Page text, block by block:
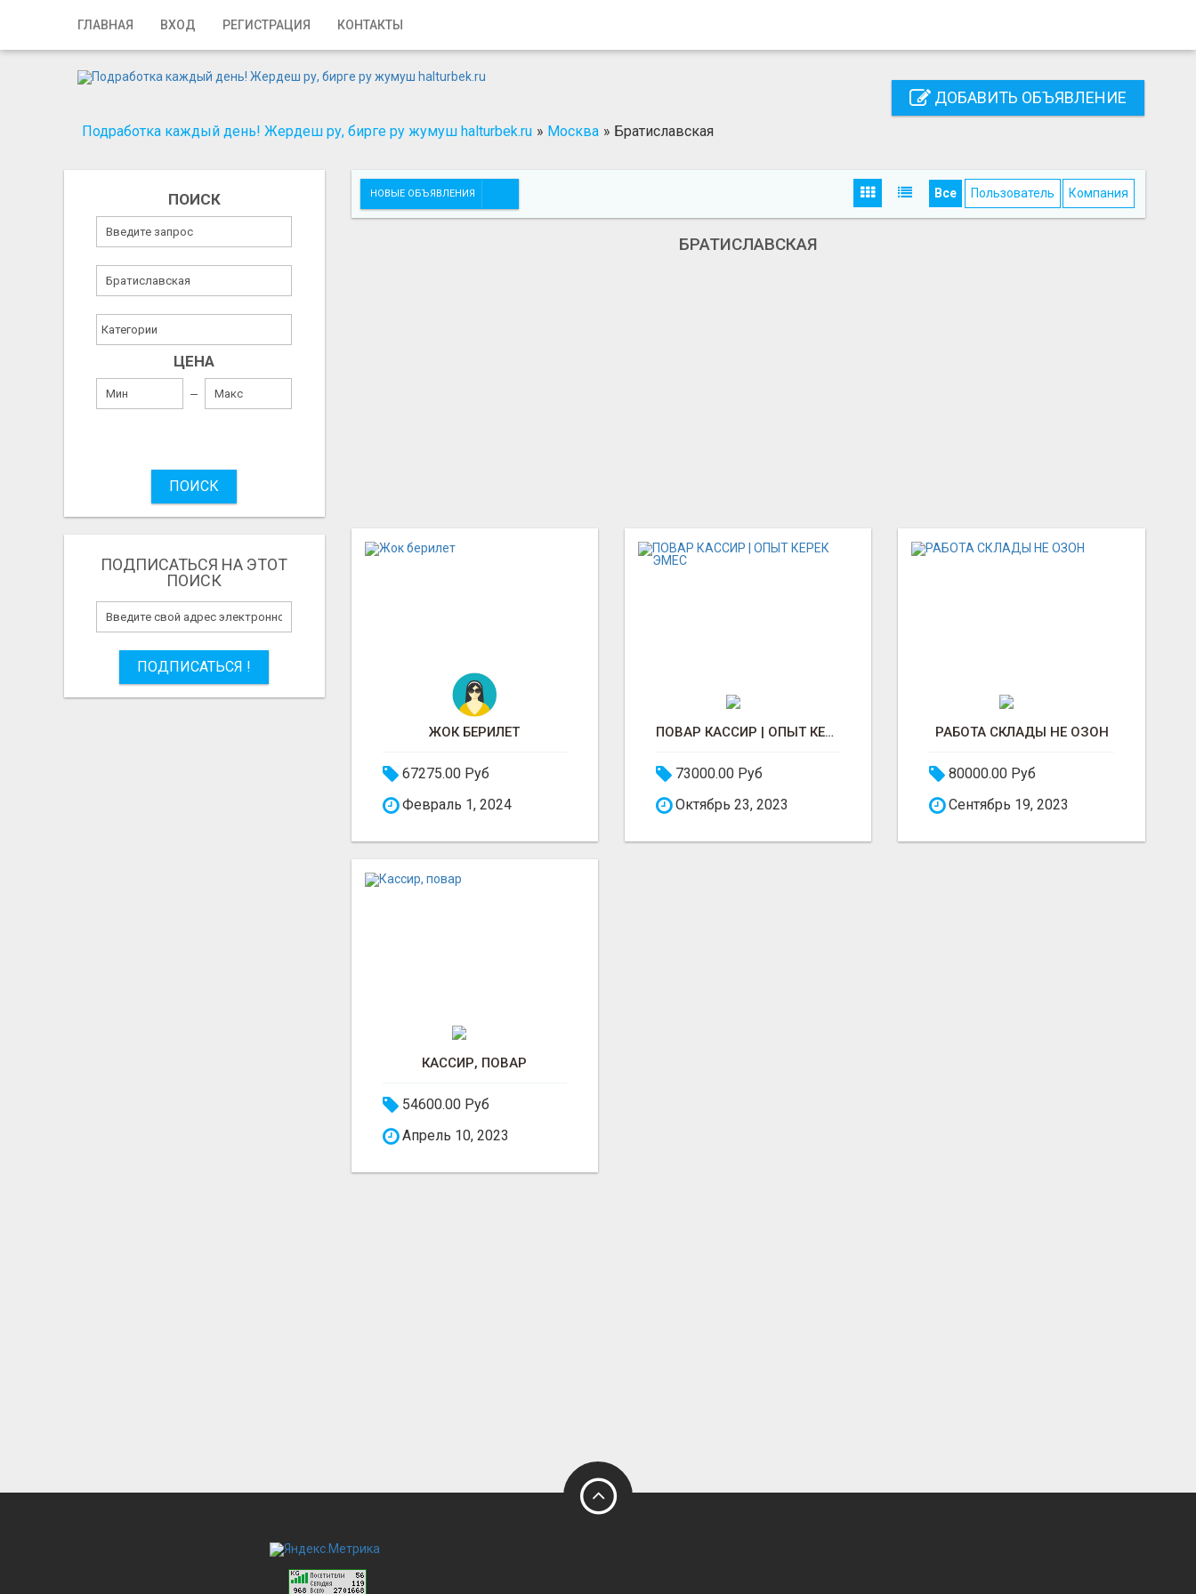
ГЛАВНАЯ ВХОД РЕГИСТРАЦИЯ КОНТАКТЫ
Главная
Контакты
ДОБАВИТЬ ОБЪЯВЛЕНИЕ
Подработка каждый день! Жердеш ру, бирге ру жумуш halturbek.ru » Москва » Братиславская
ПОИСК
ЦЕНА
ПОИСК
ПОДПИСАТЬСЯ НА ЭТОТ
ПОИСК
ПОДПИСАТЬСЯ !
НОВЫЕ ОБЪЯВЛЕНИЯ Все Пользователь Компания
БРАТИСЛАВСКАЯ
ЖОК БЕРИЛЕТ
67275.00 Руб
Февраль 1, 2024
ПОВАР КАССИР | ОПЫТ КЕРЕК ЭМЕС
73000.00 Руб
Октябрь 23, 2023
РАБОТА СКЛАДЫ НЕ ОЗОН
80000.00 Руб
Сентябрь 19, 2023
КАССИР, ПОВАР
54600.00 Руб
Апрель 10, 2023